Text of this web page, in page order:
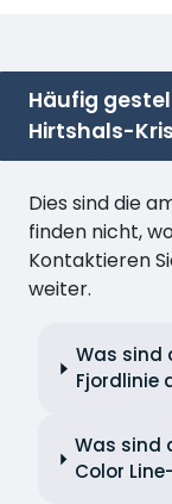
Häufig
Hirtshals-
Dies sind die
finden nicht,
Kontaktieren
weiter.
Was sind
Fjordlinie
Was sind
Color